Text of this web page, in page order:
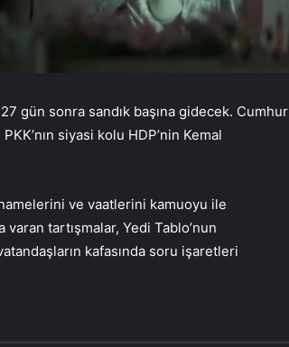
gün sonra sandık başına gidecek. Cumhur
siyasi kolu HDP’nin Kemal
ve vaatlerini kamuoyu ile
varan tartışmalar, Yedi Tablo’nun
kafasında soru işaretleri